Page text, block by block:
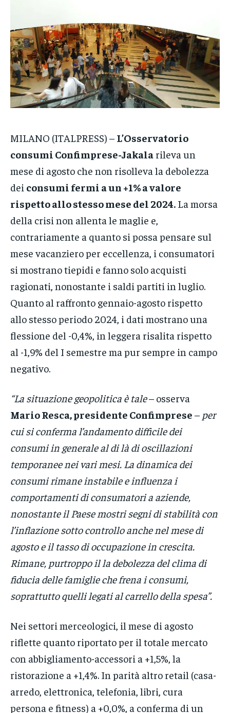
VENETO
POLITICA
ECONOMIA
SPORT
CONTATTI
VENETO
POLITICA
ECONOMIA
SPORT
CONTATTI
VENETO
POLITICA
ECONOMIA
SPORT
CONTATTI
MILANO (ITALPRESS) – L’Osservatorio
consumi Confimprese-Jakala rileva un
mese di agosto che non risolleva la debolezza
dei consumi fermi a un +1% a valore
rispetto allo stesso mese del 2024. La morsa
della crisi non allenta le maglie e,
contrariamente a quanto si possa pensare sul
mese vacanziero per eccellenza, i consumatori
si mostrano tiepidi e fanno solo acquisti
ragionati, nonostante i saldi partiti in luglio.
Quanto al raffronto gennaio-agosto rispetto
allo stesso periodo 2024, i dati mostrano una
flessione del -0,4%, in leggera risalita rispetto
al -1,9% del I semestre ma pur sempre in campo
negativo.
“La situazione geopolitica è tale– osserva
Mario Resca, presidente Confimprese – per
cui si conferma l’andamento difficile dei
consumi in generale al di là di oscillazioni
temporanee nei vari mesi. La dinamica dei
consumi rimane instabile e influenza i
comportamenti di consumatori a aziende,
nonostante il Paese mostri segni di stabilità con
l’inflazione sotto controllo anche nel mese di
agosto e il tasso di occupazione in crescita.
Rimane, purtroppo il la debolezza del clima di
fiducia delle famiglie che frena i consumi,
soprattutto quelli legati al carrello della spesa”.
Nei settori merceologici, il mese di agosto
riflette quanto riportato per il totale mercato
con abbigliamento-accessori a +1,5%, la
ristorazione a +1,4%. In parità altro retail (casa-
arredo, elettronica, telefonia, libri, cura
persona e fitness) a +0,0%, a conferma di un